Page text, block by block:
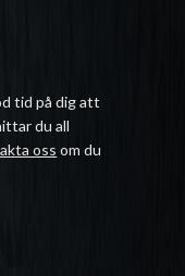
tid på dig att
du all
oss om du